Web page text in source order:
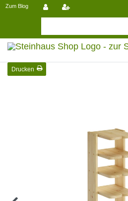
Zum Blog
Drucken